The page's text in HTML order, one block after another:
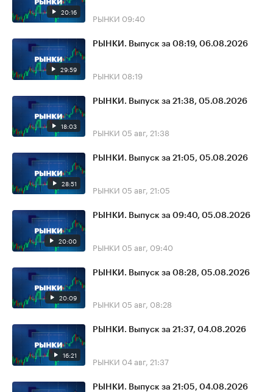
20:16 РЫНКИ 09:40
29:59
РЫНКИ. Выпуск за 08:19, 06.08.2026
РЫНКИ 08:19
18:03
РЫНКИ. Выпуск за 21:38, 05.08.2026
РЫНКИ 05 авг, 21:38
28:51
РЫНКИ. Выпуск за 21:05, 05.08.2026
РЫНКИ 05 авг, 21:05
20:00
РЫНКИ. Выпуск за 09:40, 05.08.2026
РЫНКИ 05 авг, 09:40
20:09
РЫНКИ. Выпуск за 08:28, 05.08.2026
РЫНКИ 05 авг, 08:28
16:21
РЫНКИ. Выпуск за 21:37, 04.08.2026
РЫНКИ 04 авг, 21:37
РЫНКИ. Выпуск за 21:05, 04.08.2026